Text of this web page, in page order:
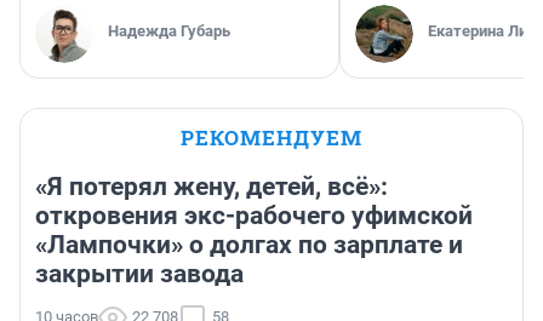
Надежда Губарь Екатерина
РЕКОМЕНДУЕМ
«Я потерял жену, детей, всё»:
откровения экс-рабочего уфимской
«Лампочки» о долгах по зарплате и
закрытии завода
10 часов 22 708 58